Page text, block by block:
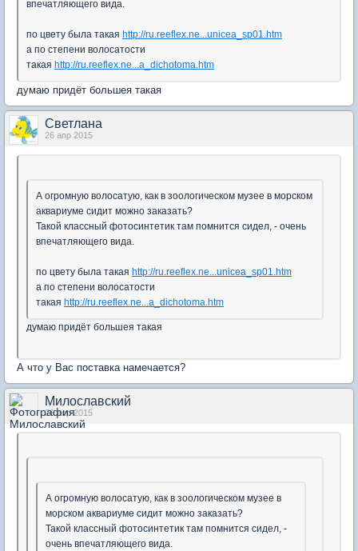
впечатляющего вида.
по цвету была такая http://ru.reeflex.ne...unicea_sp01.htm
а по степени волосатости
такая http://ru.reeflex.ne...a_dichotoma.htm
думаю придёт большея такая
Светлана
26 апр 2015
А огромную волосатую, как в зоологическом музее в морском
аквариуме сидит можно заказать?
Такой классный фотосинтетик там помнится сидел, - очень
впечатляющего вида.
по цвету была такая http://ru.reeflex.ne...unicea_sp01.htm
а по степени волосатости
такая http://ru.reeflex.ne...a_dichotoma.htm
думаю придёт большея такая
А что у Вас поставка намечается?
Милославский
26 апр 2015
А огромную волосатую, как в зоологическом музее в
морском аквариуме сидит можно заказать?
Такой классный фотосинтетик там помнится сидел, -
очень впечатляющего вида.